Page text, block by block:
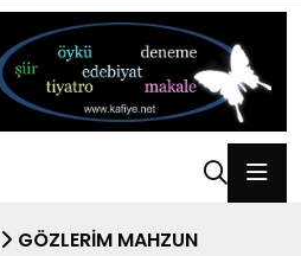
GÖZLERİM MAHZUN